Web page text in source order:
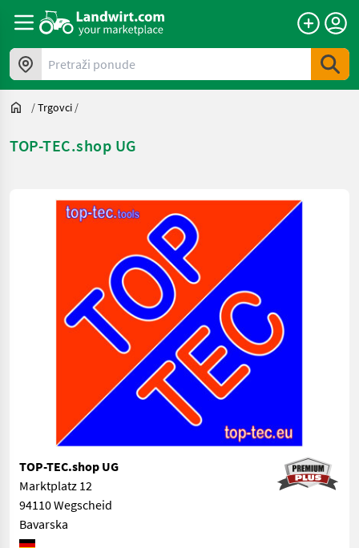
Pretraži ponude
/Trgovci /
TOP-TEC.shop UG
TOP-TEC.shop UG
Marktplatz 12
94110 Wegscheid
Bavarska